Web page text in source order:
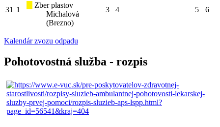
31 1
Zber plastov
Michalová
(Brezno)
3 4 5 6
Kalendár zvozu odpadu
Pohotovostná služba - rozpis